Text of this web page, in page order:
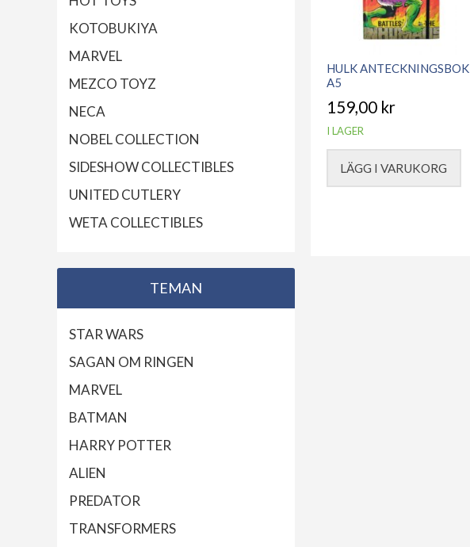
HULK ANTECKNINGSBOK
A5
159,00 kr
I LAGER
LÄGG I VARUKORG
KOTOBUKIYA
MARVEL
MEZCO TOYZ
NECA
NOBEL COLLECTION
SIDESHOW COLLECTIBLES
UNITED CUTLERY
WETA COLLECTIBLES
TEMAN
STAR WARS
SAGAN OM RINGEN
MARVEL
BATMAN
HARRY POTTER
ALIEN
PREDATOR
TRANSFORMERS